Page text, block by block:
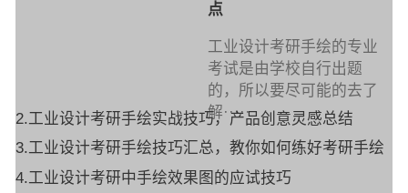
点
工业设计考研手绘的专业
考试是由学校自行出题
的，所以要尽可能的去了
解·····
2.工业设计考研手绘实战技巧，产品创意灵感总结
3.工业设计考研手绘技巧汇总，教你如何练好考研手绘
4.工业设计考研中手绘效果图的应试技巧